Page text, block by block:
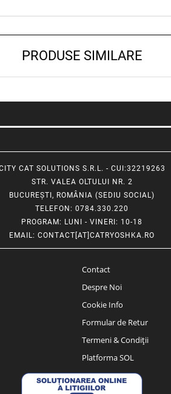
PRODUSE SIMILARE
CAT SOLUTIONS S.R.L. - CUI:32219263
STR. VALEA OLTULUI NR. 2
BUCUREȘTI, ROMÂNIA (SEDIU SOCIAL)
TELEFON : 0784.330.220
PROGRAM: LUNI - VINERI: 10-18
EMAIL: CONTACT[AT]CATRYOSHKA.RO
Contact
Despre Noi
Cookie Info
Formular de Retur
Termeni & Condiții
Platforma SOL